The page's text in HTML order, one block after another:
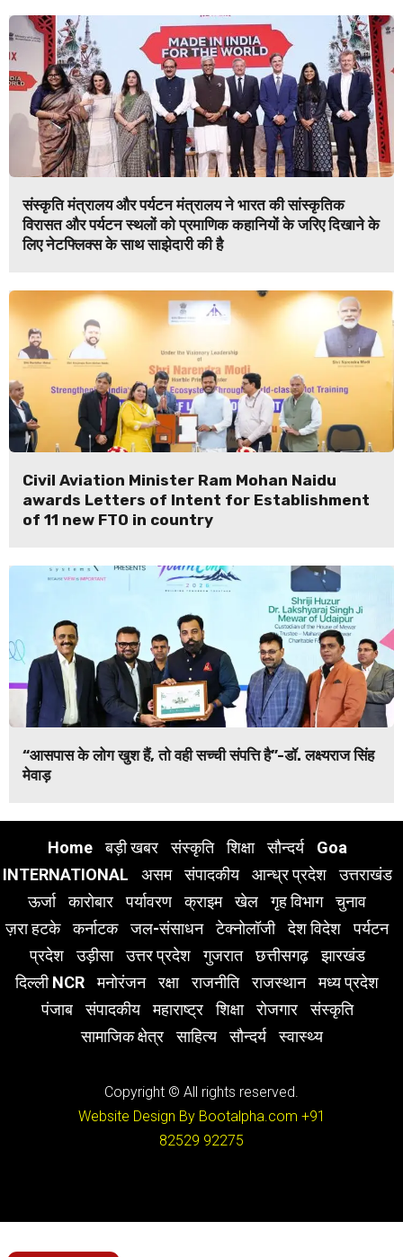
संस्कृति मंत्रालय और पर्यटन मंत्रालय ने भारत की सांस्कृतिक
विरासत और पर्यटन स्थलों को प्रमाणिक कहानियों के जरिए दिखाने के
लिए नेटफ्लिक्स के साथ साझेदारी की है
Civil Aviation Minister Ram Mohan Naidu
awards Letters of Intent for Establishment
of 11 new FTO in country
“आसपास के लोग खुश हैं, तो वही सच्ची संपत्ति है”-डॉ. लक्ष्यराज सिंह
मेवाड़
Home बड़ी खबर संस्कृति शिक्षा सौन्दर्य
Goa
INTERNATIONAL
असम संपादकीय आन्ध्र प्रदेश
उत्तराखंड
ऊर्जा
कारोबार पर्यावरण क्राइम खेल गृह विभाग
चुनाव
ज़रा हटके
कर्नाटक जल-संसाधन टेक्नोलॉजी देश विदेश
पर्यटन
प्रदेश
उड़ीसा उत्तर प्रदेश गुजरात छत्तीसगढ़
झारखंड
दिल्ली NCR
मनोरंजन रक्षा राजनीति राजस्थान
मध्य प्रदेश
पंजाब
संपादकीय महाराष्ट्र शिक्षा रोजगार
संस्कृति
सामाजिक क्षेत्र
साहित्य सौन्दर्य स्वास्थ्य
Copyright © All rights reserved.
Website Design By Bootalpha.com +91
82529 92275